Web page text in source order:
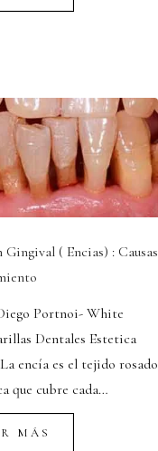
Gingival ( Encias) : Causas
Portnoi- White
Dentales Estetica
encía es el tejido rosado
que cubre cada…
MÁS